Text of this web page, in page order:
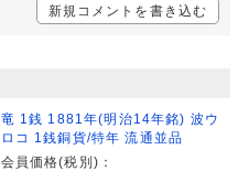
新規コメントを書き込む
竜 1銭 1881年(明治14年銘) 波ウ
ロコ 1銭銅貨/特年 流通並品
会員価格(税別)：